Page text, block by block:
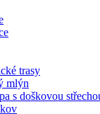
trasy
mlýn
s doškovou